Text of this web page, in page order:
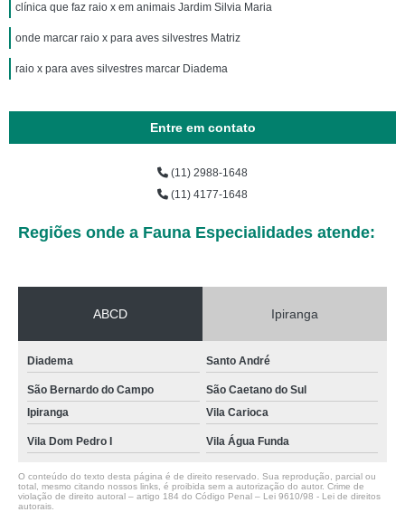
clínica que faz raio x em animais Jardim Silvia Maria
onde marcar raio x para aves silvestres Matriz
raio x para aves silvestres marcar Diadema
Entre em contato
(11) 2988-1648
(11) 4177-1648
Regiões onde a Fauna Especialidades atende:
ABCD Ipiranga
Diadema Santo André
São Bernardo do Campo
São Caetano do Sul
Ipiranga
Vila Carioca
Vila Dom Pedro I Vila Água Funda
O conteúdo do texto desta página é de direito reservado. Sua reprodução, parcial ou
total, mesmo citando nossos links, é proibida sem a autorização do autor. Crime de
violação de direito autoral – artigo 184 do Código Penal – Lei 9610/98 - Lei de direitos
autorais